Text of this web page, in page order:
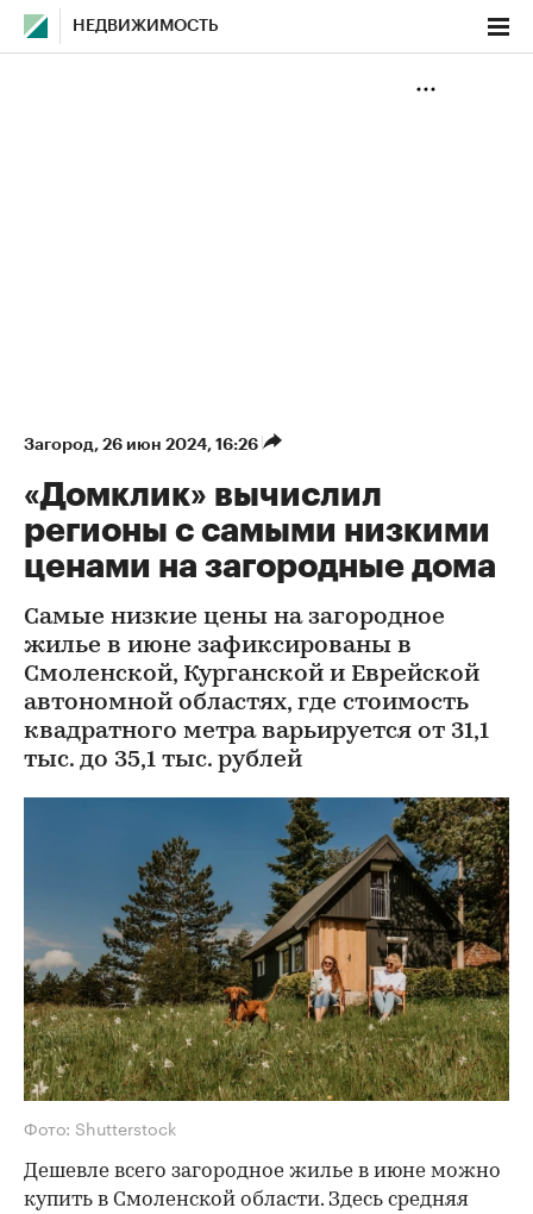
НЕДВИЖИМОСТЬ
Загород⁠, 26 июн 2024, 16:26
«Домклик» вычислил
регионы с самыми низкими
ценами на загородные дома
Самые низкие цены на загородное
жилье в июне зафиксированы в
Смоленской, Курганской и Еврейской
автономной областях, где стоимость
квадратного метра варьируется от 31,1
тыс. до 35,1 тыс. рублей
Фото: Shutterstock
Дешевле всего загородное жилье в июне можно
купить в Смоленской области. Здесь средняя